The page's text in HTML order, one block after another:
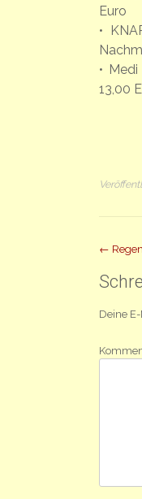
Euro
•
•
13,00
←
Deine